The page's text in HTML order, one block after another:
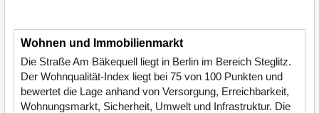
Wohnen und Immobilienmarkt
Die Straße Am Bäkequell liegt in Berlin im Bereich Steglitz.
Der Wohnqualität-Index liegt bei 75 von 100 Punkten und
bewertet die Lage anhand von Versorgung, Erreichbarkeit,
Wohnungsmarkt, Sicherheit, Umwelt und Infrastruktur. Die